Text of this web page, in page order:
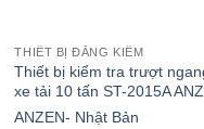
THIẾT BỊ ĐĂNG KIỂM
Thiết bị kiểm tra trượt
xe tải 10 tấn ST-2015A
ANZEN- Nhật Bản